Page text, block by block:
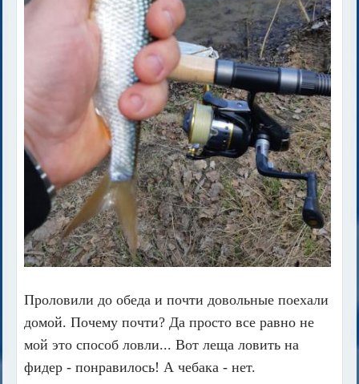
Проловили до обеда и почти довольные поехали
домой. Почему почти? Да просто все равно не
мой это способ ловли... Вот леща ловить на
фидер - понравилось! А чебака - нет.